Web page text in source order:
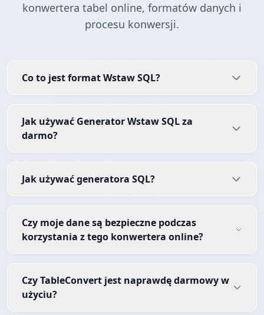
konwertera tabel online, formatów danych i
procesu konwersji.
Co to jest format Wstaw SQL?
Jak używać Generator Wstaw SQL za
darmo?
Jak używać generatora SQL?
Czy moje dane są bezpieczne podczas
korzystania z tego konwertera online?
Czy TableConvert jest naprawdę darmowy w
użyciu?